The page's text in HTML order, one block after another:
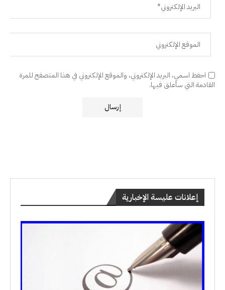
احفظ اسمي، البريد الإلكتروني، والموقع الإلكتروني في هذا المتصفح للمرة
القادمة التي سأعلق فيها.
إعلانات عليسة الإخبارية